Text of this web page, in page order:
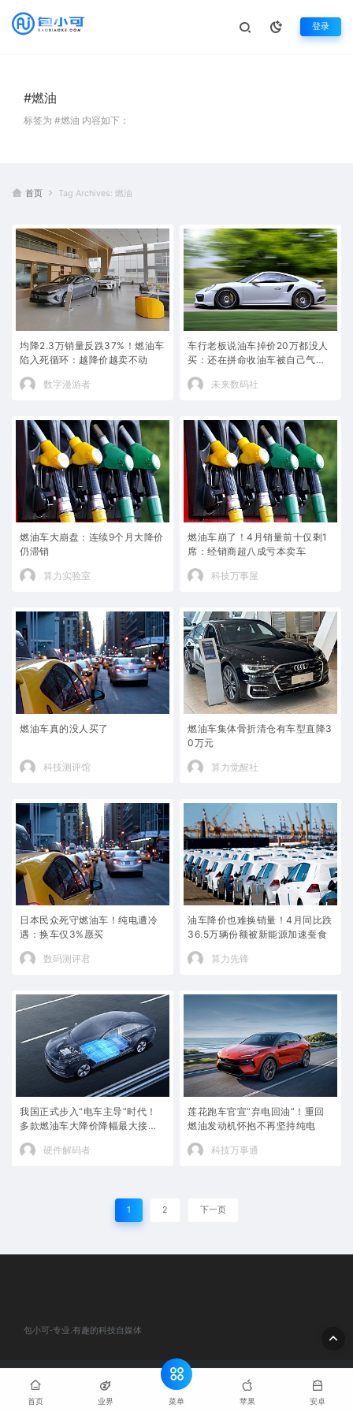
登录
#燃油
标签为 #燃油 内容如下：
首页 Tag Archives: 燃油
均降2.3万销量反跌37%！燃油车
陷入死循环：越降价越卖不动
数字漫游者
车行老板说油车掉价20万都没人
买：还在拼命收油车被自己气笑
了
未来数码社
燃油车大崩盘：连续9个月大降价
仍滞销
算力实验室
燃油车崩了！4月销量前十仅剩1
席：经销商超八成亏本卖车
科技万事屋
燃油车真的没人买了
科技测评馆
燃油车集体骨折清仓有车型直降3
0万元
算力觉醒社
日本民众死守燃油车！纯电遭冷
遇：换车仅3%愿买
数码测评君
油车降价也难换销量！4月同比跌
36.5万辆份额被新能源加速蚕食
算力先锋
我国正式步入“电车主导”时代！
多款燃油车大降价降幅最大接近3
0%
硬件解码者
莲花跑车官宣“弃电回油”！重回
燃油发动机怀抱不再坚持纯电
科技万事通
1 2 下一页
包小可-专业.有趣的科技自媒体
© 2020 包小可-专业.有趣的科技自媒体. All rights reserved
网站地
粤ICP备2024184932号-1
首页 业界 菜单 苹果 安卓